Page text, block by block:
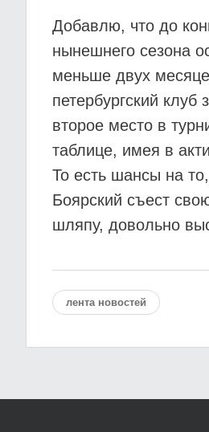
Добавлю, что до
нынешнего сезона
меньше двух
петербургский клуб
второе место в
таблице, имея в
То есть шансы на
Боярский съест
шляпу, довольно
лента новостей